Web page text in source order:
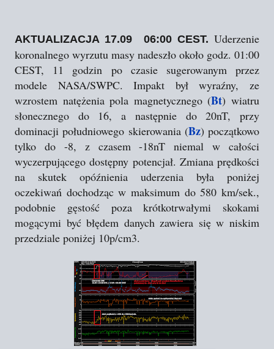
AKTUALIZACJA 17.09 06:00 CEST. Uderzenie
koronalnego wyrzutu masy nadeszło około godz. 01:00
CEST, 11 godzin po czasie sugerowanym przez
modele NASA/SWPC. Impakt był wyraźny, ze
wzrostem natężenia pola magnetycznego (Bt) wiatru
słonecznego do 16, a następnie do 20nT, przy
dominacji południowego skierowania (Bz) początkowo
tylko do -8, z czasem -18nT niemal w całości
wyczerpującego dostępny potencjał. Zmiana prędkości
na skutek opóźnienia uderzenia była poniżej
oczekiwań dochodząc w maksimum do 580 km/sek.,
podobnie gęstość poza krótkotrwałymi skokami
mogącymi być błędem danych zawiera się w niskim
przedziale poniżej 10p/cm3.